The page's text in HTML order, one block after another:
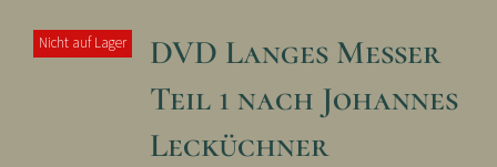
Nicht auf Lager
DVD Langes Messer
Teil 1 nach Johannes
Lecküchner